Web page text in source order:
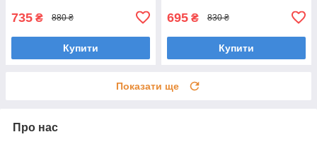
735 ₴ 880 ₴
Купити
695 ₴ 830 ₴
Купити
Показати ще
Про нас